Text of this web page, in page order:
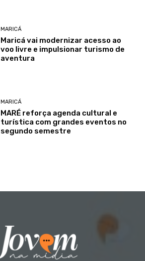
MARICÁ
Maricá vai modernizar acesso ao
voo livre e impulsionar turismo de
aventura
MARICÁ
MARÉ reforça agenda cultural e
turística com grandes eventos no
segundo semestre